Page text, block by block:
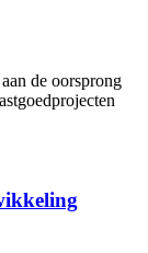
de oorsprong